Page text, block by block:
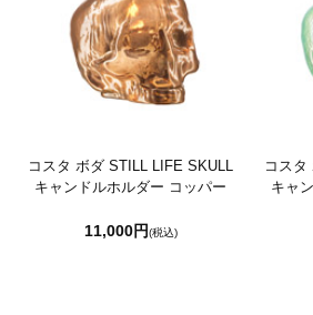
コスタ ボダ STILL LIFE SKULL
キャンドルホルダー コッパー
11,000円(税込)
コスタ
キャ